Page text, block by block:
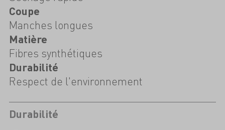
Coupe
Manches longues
Matière
Fibres synthétiques
Durabilité
Respect de l'environnement
Durabilité